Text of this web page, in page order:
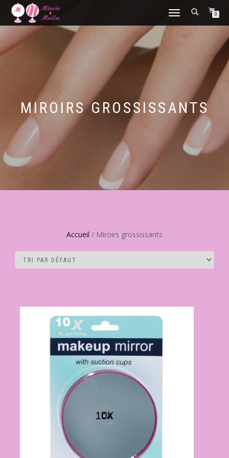
DÉPLIER
0
MIROIRS GROSSISSANTS
Accueil / Miroirs grossissants